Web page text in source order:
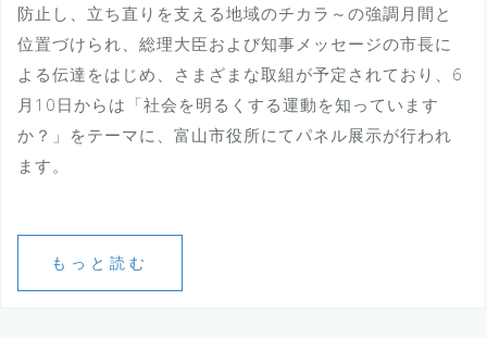
防止し、立ち直りを支える地域のチカラ～の強調月間と
位置づけられ、総理大臣および知事メッセージの市長に
よる伝達をはじめ、さまざまな取組が予定されており、6
月10日からは「社会を明るくする運動を知っています
か？」をテーマに、富山市役所にてパネル展示が行われ
ます。
もっと読む